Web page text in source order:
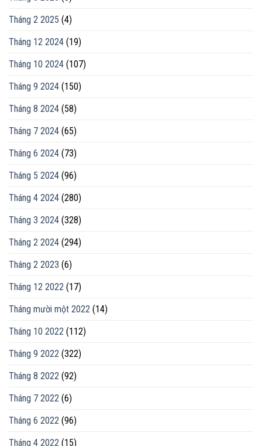
Tháng 2 2025 (4)
Tháng 12 2024 (19)
Tháng 10 2024 (107)
Tháng 9 2024 (150)
Tháng 8 2024 (58)
Tháng 7 2024 (65)
Tháng 6 2024 (73)
Tháng 5 2024 (96)
Tháng 4 2024 (280)
Tháng 3 2024 (328)
Tháng 2 2024 (294)
Tháng 2 2023 (6)
Tháng 12 2022 (17)
Tháng mười một 2022 (14)
Tháng 10 2022 (112)
Tháng 9 2022 (322)
Tháng 8 2022 (92)
Tháng 7 2022 (6)
Tháng 6 2022 (96)
Tháng 4 2022 (15)